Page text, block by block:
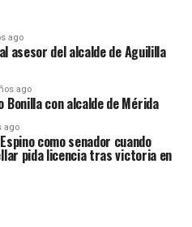
ago
asesor del alcalde de Aguililla
ago
Bonilla con alcalde de Mérida
ago
como senador cuando
pida licencia tras victoria en